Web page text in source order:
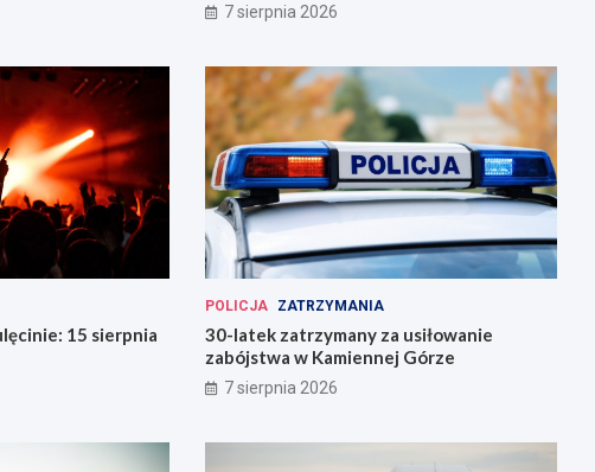
7 sierpnia 2026
15 sierpnia
POLICJA ZATRZYMANIA
30-latek zatrzymany za usiłowanie
zabójstwa w Kamiennej Górze
7 sierpnia 2026